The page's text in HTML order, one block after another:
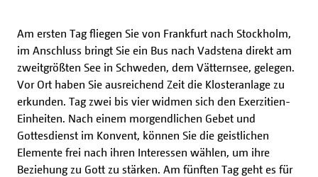
Am ersten Tag fliegen Sie von Frankfurt nach Stockholm,
im Anschluss bringt Sie ein Bus nach Vadstena direkt am
zweitgrößten See in Schweden, dem Vätternsee, gelegen.
Vor Ort haben Sie ausreichend Zeit die Klosteranlage zu
erkunden. Tag zwei bis vier widmen sich den Exerzitien-
Einheiten. Nach einem morgendlichen Gebet und
Gottesdienst im Konvent, können Sie die geistlichen
Elemente frei nach ihren Interessen wählen, um ihre
Beziehung zu Gott zu stärken. Am fünften Tag geht es für